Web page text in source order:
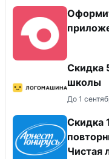
Скидка
школы
До 1
Скидка
Чистая